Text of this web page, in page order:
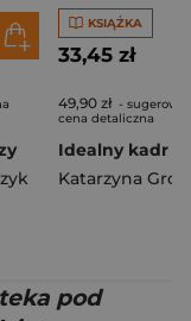
KSIĄŻKA
33,45 zł
49,90 zł -
cena detaliczna
Idealny kadr
pod